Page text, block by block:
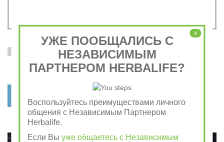
Я согласен на обработкуперсональных данных
и с условиямипользовательского соглашения
x
УЖЕ ПООБЩАЛИСЬ С
НЕЗАВИСИМЫМ
ПАРТНЕРОМ HERBALIFE?
Воспользуйтесь преимуществами личного
общения с Независимым Партнером
Herbalife.
Если Выуже общаетесь с Независимым